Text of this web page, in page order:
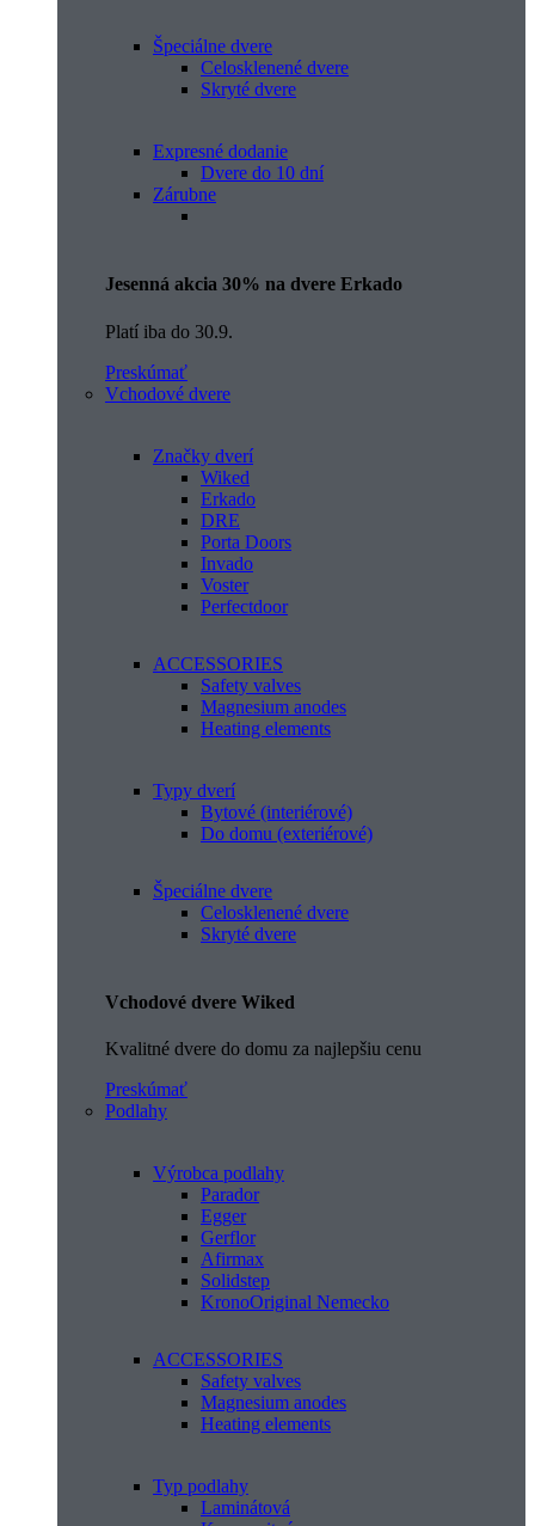
Špeciálne dvere
Celosklenené dvere
Skryté dvere
Expresné dodanie
Dvere do 10 dní
Zárubne
Jesenná akcia 30% na dvere Erkado
Platí iba do 30.9.
Preskúmať
Vchodové dvere
Značky dverí
Wiked
Erkado
DRE
Porta Doors
Invado
Voster
Perfectdoor
ACCESSORIES
Safety valves
Magnesium anodes
Heating elements
Typy dverí
Bytové (interiérové)
Do domu (exteriérové)
Špeciálne dvere
Celosklenené dvere
Skryté dvere
Vchodové dvere Wiked
Kvalitné dvere do domu za najlepšiu cenu
Preskúmať
Podlahy
Výrobca podlahy
Parador
Egger
Gerflor
Afirmax
Solidstep
KronoOriginal Nemecko
ACCESSORIES
Safety valves
Magnesium anodes
Heating elements
Typ podlahy
Laminátová